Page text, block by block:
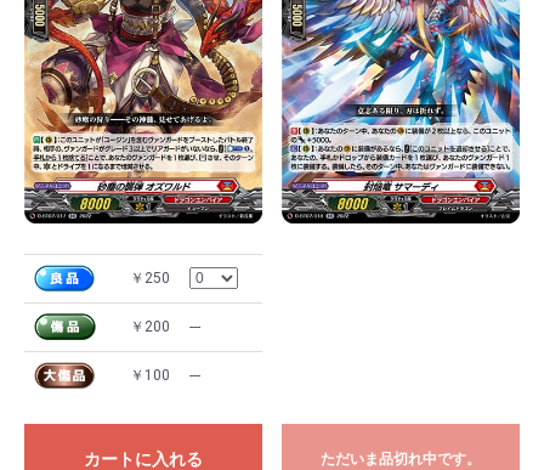
￥250
￥200 ---
￥100 ---
カートに入れる ただいま品切れ中です。